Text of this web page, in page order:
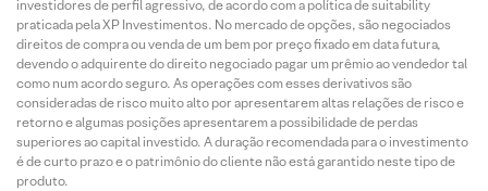
investidores de perfil agressivo, de acordo com a política de suitability
praticada pela XP Investimentos. No mercado de opções, são negociados
direitos de compra ou venda de um bem por preço fixado em data futura,
devendo o adquirente do direito negociado pagar um prêmio ao vendedor tal
como num acordo seguro. As operações com esses derivativos são
consideradas de risco muito alto por apresentarem altas relações de risco e
retorno e algumas posições apresentarem a possibilidade de perdas
superiores ao capital investido. A duração recomendada para o investimento
é de curto prazo e o patrimônio do cliente não está garantido neste tipo de
produto.